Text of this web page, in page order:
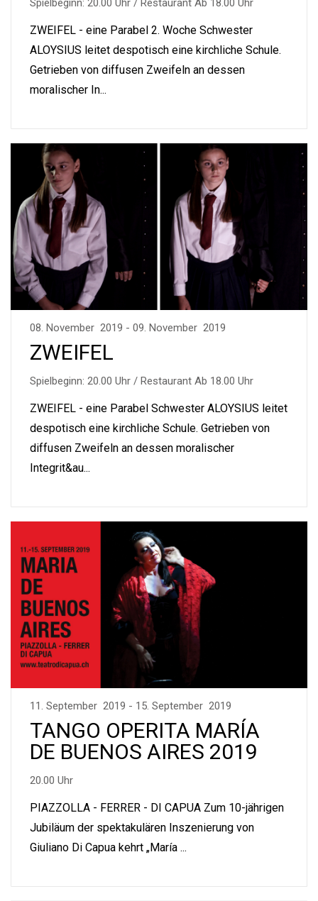
ZWEIFEL - eine Parabel 2. Woche Schwester
ALOYSIUS leitet despotisch eine kirchliche Schule.
Getrieben von diffusen Zweifeln an dessen
moralischer In...
08. November 2019 - 09. November 2019
ZWEIFEL
Spielbeginn: 20.00 Uhr / Restaurant Ab 18.00 Uhr
ZWEIFEL - eine Parabel Schwester ALOYSIUS leitet
despotisch eine kirchliche Schule. Getrieben von
diffusen Zweifeln an dessen moralischer
Integrit&au...
11. September 2019 - 15. September 2019
TANGO OPERITA MARÍA
DE BUENOS AIRES 2019
20.00 Uhr
PIAZZOLLA - FERRER - DI CAPUA Zum 10-jährigen
Jubiläum der spektakulären Inszenierung von
Giuliano Di Capua kehrt „María ...